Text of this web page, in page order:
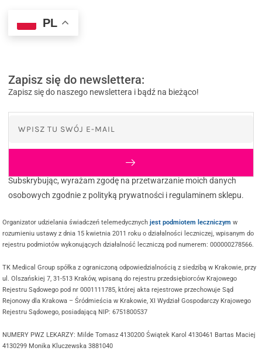
PL
Zapisz się do newslettera:
Zapisz się do naszego newslettera i bądź na bieżąco!
Subskrybując, wyrażam zgodę na przetwarzanie moich danych
osobowych zgodnie z polityką prywatności i regulaminem sklepu.
Organizator udzielania świadczeń telemedycznychjest podmiotem leczniczym w
rozumieniu ustawy z dnia 15 kwietnia 2011 roku o działalności leczniczej, wpisanym do
rejestru podmiotów wykonujących działalność leczniczą pod numerem: 000000278566.
TK Medical Group spółka z ograniczoną odpowiedzialnością z siedzibą w Krakowie, przy
ul. Olszańskiej 7, 31-513 Kraków, wpisaną do rejestru przedsiębiorców Krajowego
Rejestru Sądowego pod nr 0001111785, której akta rejestrowe przechowuje Sąd
Rejonowy dla Krakowa – Śródmieścia w Krakowie, XI Wydział Gospodarczy Krajowego
Rejestru Sądowego, posiadającą NIP: 6751800537
NUMERY PWZ LEKARZY: Milde Tomasz 4130200 Świątek Karol 4130461 Bartas Maciej
4130299 Monika Kluczewska 3881040